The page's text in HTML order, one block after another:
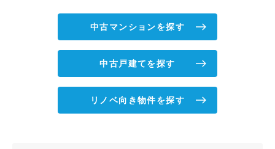
中古マンションを探す
中古戸建てを探す
リノベ向き物件を探す